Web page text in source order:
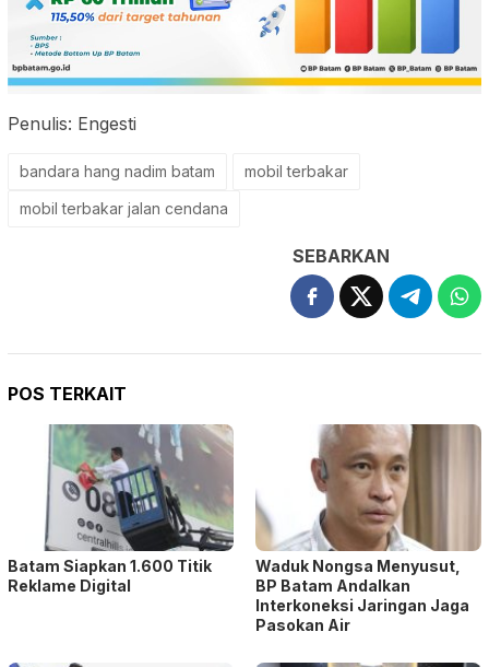
Penulis: Engesti
bandara hang nadim batam
mobil terbakar
mobil terbakar jalan cendana
SEBARKAN
POS TERKAIT
Batam Siapkan 1.600 Titik
Reklame Digital
Waduk Nongsa Menyusut,
BP Batam Andalkan
Interkoneksi Jaringan Jaga
Pasokan Air